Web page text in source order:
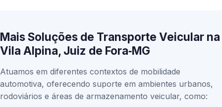
Mais Soluções de Transporte Veicular na
Vila Alpina, Juiz de Fora‑MG
Atuamos em diferentes contextos de mobilidade
automotiva, oferecendo suporte em ambientes urbanos,
rodoviários e áreas de armazenamento veicular, como: